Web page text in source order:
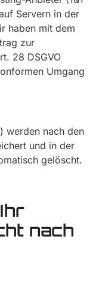
Servern in der
haben mit dem
zur
28 DSGVO
Umgang
werden nach den
und in der
gelöscht.
nach